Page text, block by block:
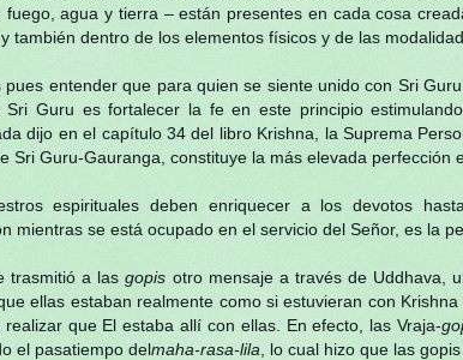
fuego, agua y tierra – están presentes en cada cosa
también dentro de los elementos físicos y de las
pues entender que para quien se siente unido con Sri
Sri Guru es fortalecer la fe en este principio
dijo en el capítulo 34 del libro Krishna, la Suprema
Sri Guru-Gauranga, constituye la más elevada perfección
espirituales deben enriquecer a los devotos
mientras se está ocupado en el servicio del Señor, es la
trasmitió a lasgopis otro mensaje a través de Uddhava,
ellas estaban realmente como si estuvieran con Krishna
realizar que El estaba allí con ellas. En efecto, las Vraja-
el pasatiempo delmaha-rasa-lila , lo cual hizo que las